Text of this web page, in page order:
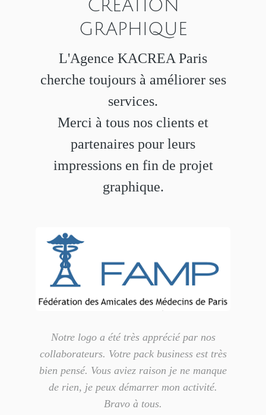
CRÉATION
GRAPHIQUE
L'Agence KACREA Paris
cherche toujours à améliorer ses
services.
Merci à tous nos clients et
partenaires pour leurs
impressions en fin de projet
graphique.
Notre logo a été très apprécié par nos
collaborateurs. Votre pack business est très
bien pensé. Vous aviez raison je ne manque
de rien, je peux démarrer mon activité.
Bravo à tous.